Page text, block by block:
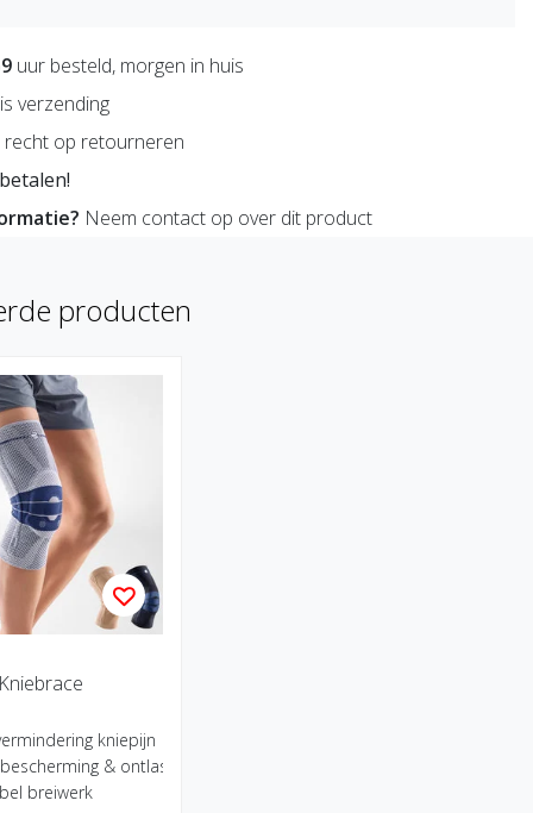
uur besteld, morgen in huis
verzending
recht op retourneren
Neem contact op over dit product
producten
kniepijn
& ontlasting
breiwerk